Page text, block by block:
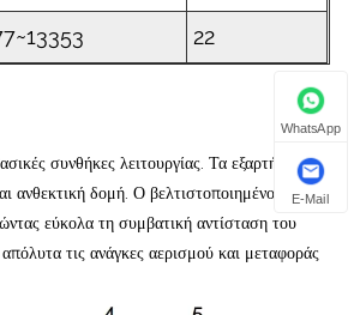
22
συνθήκες λειτουργίας. Τα εξαρτήματα
δομή. Ο βελτιστοποιημένος
εύκολα τη συμβατική αντίσταση του
τις ανάγκες αερισμού και μεταφοράς
WhatsApp
E-Mail